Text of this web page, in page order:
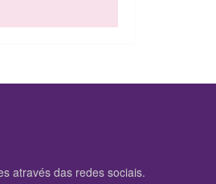
através das redes sociais.